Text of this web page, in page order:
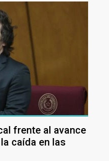
frente al avance
caída en las